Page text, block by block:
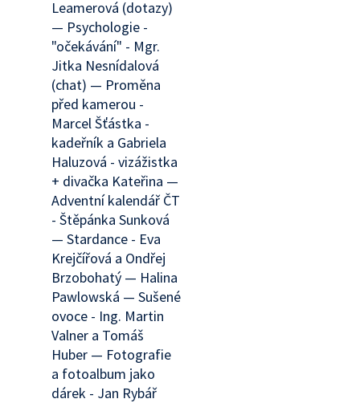
Leamerová (dotazy)
— Psychologie -
"očekávání" - Mgr.
Jitka Nesnídalová
(chat) — Proměna
před kamerou -
Marcel Šťástka -
kadeřník a Gabriela
Haluzová - vizážistka
+ divačka Kateřina —
Adventní kalendář ČT
- Štěpánka Sunková
— Stardance - Eva
Krejčířová a Ondřej
Brzobohatý — Halina
Pawlowská — Sušené
ovoce - Ing. Martin
Valner a Tomáš
Huber — Fotografie
a fotoalbum jako
dárek - Jan Rybář